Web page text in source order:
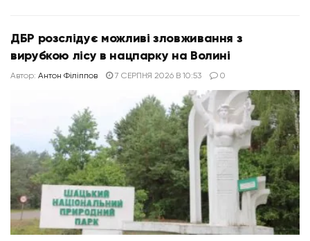
ДБР розслідує можливі зловживання з
вирубкою лісу в нацпарку на Волині
Автор: Антон Філіппов 7 СЕРПНЯ 2026 В 10:53 0